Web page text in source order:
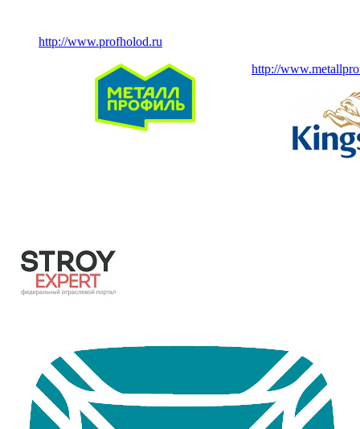
http://www.profholod.ru
http://